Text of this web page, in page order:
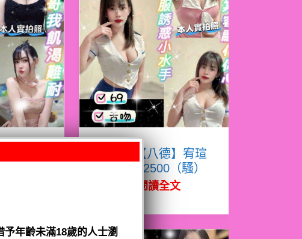
限熟客【八德】宥瑄
泰國$2500（騷）
閱讀全文
年齡未滿18歲的人士瀏